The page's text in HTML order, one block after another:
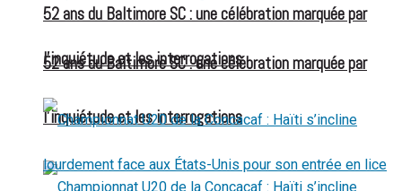
52 ans du Baltimore SC : une célébration marquée par
l’inquiétude et les interrogations
52 ans du Baltimore SC : une célébration marquée par
l’inquiétude et les interrogations